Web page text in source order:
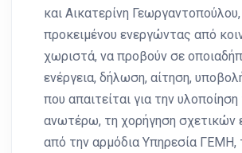
και Αικατερίνη Γεωργαντοπούλου,
προκειμένου ενεργώντας από
χωριστά, να προβούν σε
ενέργεια, δήλωση, αίτηση,
που απαιτείται για την
ανωτέρω, τη χορήγηση σχετικών
από την αρμόδια Υπηρεσία ΓΕΜΗ,